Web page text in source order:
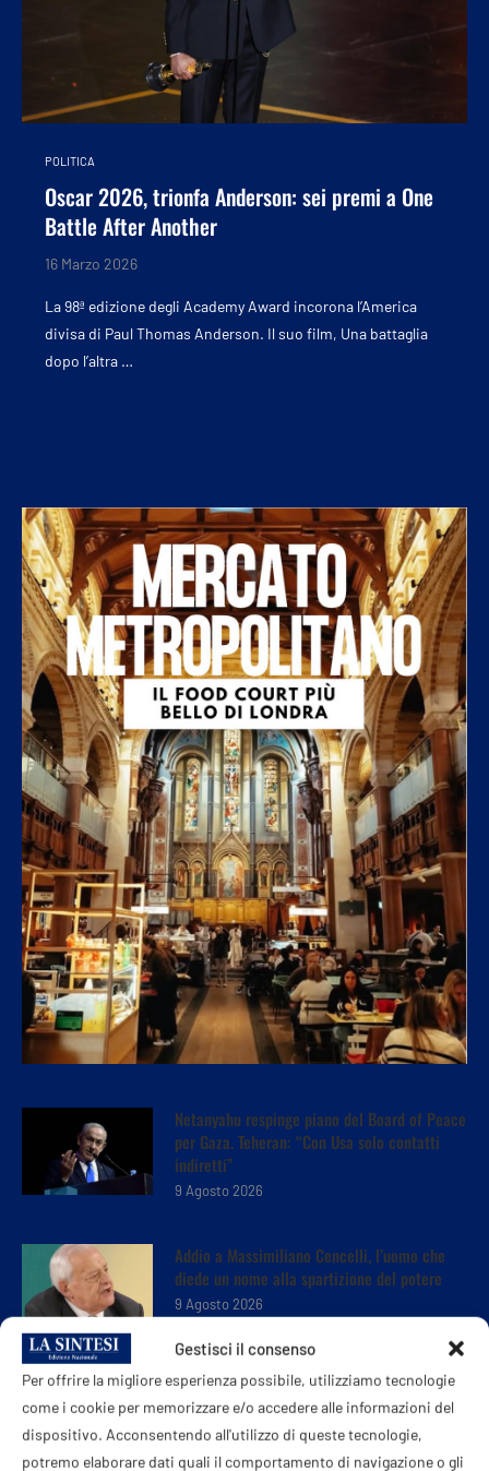
Gestisci il consenso
Per offrire la migliore esperienza possibile, utilizziamo tecnologie
come i cookie per memorizzare e/o accedere alle informazioni del
dispositivo. Acconsentendo all'utilizzo di queste tecnologie,
potremo elaborare dati quali il comportamento di navigazione o gli
POLITICA
Oscar 2026, trionfa Anderson: sei premi a One
Battle After Another
16 Marzo 2026
La 98ª edizione degli Academy Award incorona l’America
divisa di Paul Thomas Anderson. Il suo film, Una battaglia
dopo l’altra …
Netanyahu respinge piano del Board of Peace
per Gaza. Teheran: “Con Usa solo contatti
indiretti”
9 Agosto 2026
Addio a Massimiliano Cencelli, l’uomo che
diede un nome alla spartizione del potere
9 Agosto 2026
Perseidi, il cielo d’agosto si prepara allo
spettacolo
9 Agosto 2026